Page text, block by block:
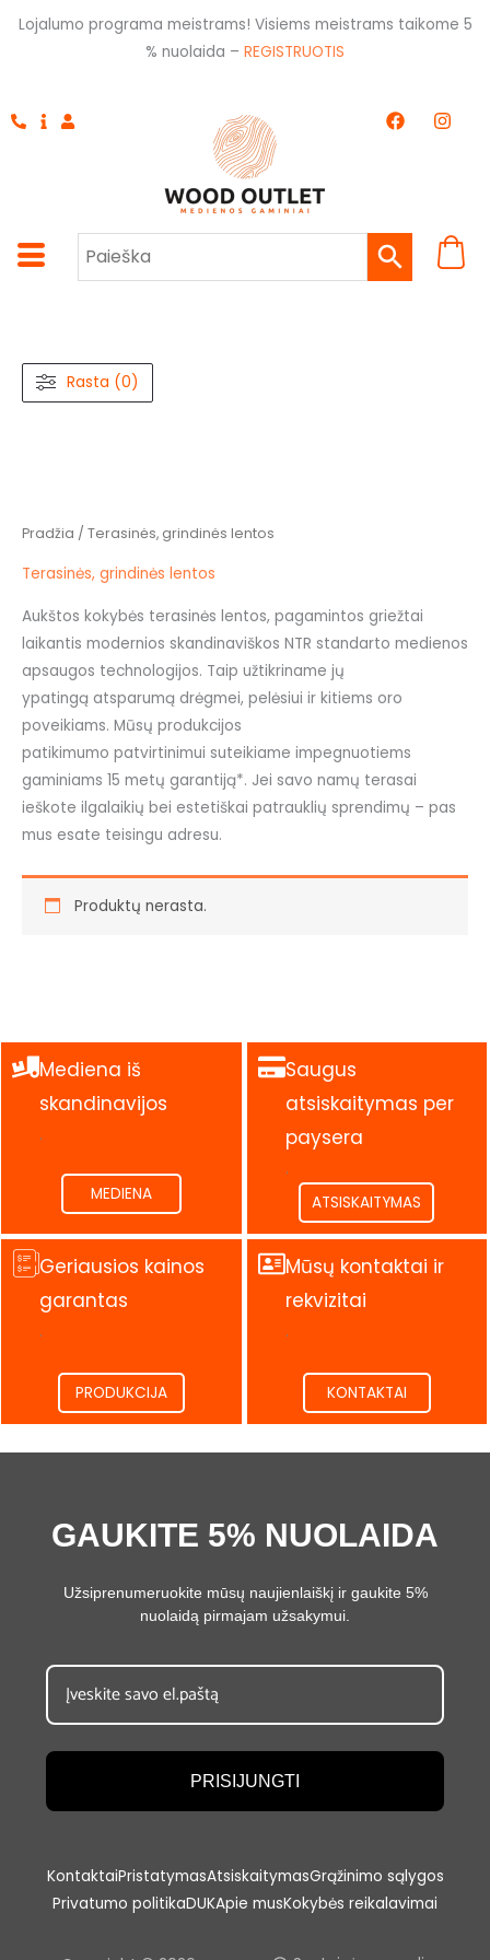
Pereiti
Lojalumo programa meistrams! Visiems meistrams taikome 5
% nuolaida – REGISTRUOTIS
F
a
k
I
n
a
m
Rasta (0)
Pradžia / Terasinės, grindinės lentos
Terasinės, grindinės lentos
Aukštos kokybės terasinės lentos, pagamintos griežtai
laikantis modernios skandinaviškos NTR standarto medienos
apsaugos technologijos. Taip užtikriname jų
ypatingą atsparumą drėgmei, pelėsiui ir kitiems oro
poveikiams. Mūsų produkcijos
patikimumo patvirtinimui suteikiame impegnuotiems
gaminiams 15 metų garantiją*. Jei savo namų terasai
ieškote ilgalaikių bei estetiškai patrauklių sprendimų – pas
mus esate teisingu adresu.
Produktų nerasta.
Mediena iš
skandinavijos
.
MEDIENA
Saugus
atsiskaitymas per
paysera
.
ATSISKAITYMAS
Geriausios kainos
garantas
.
PRODUKCIJA
Mūsų kontaktai ir
rekvizitai
.
KONTAKTAI
GAUKITE 5% NUOLAIDA
Užsiprenumeruokite mūsų naujienlaiškį ir gaukite 5%
nuolaidą pirmajam užsakymui.
PRISIJUNGTI
KontaktaiPristatymasAtsiskaitymasGrąžinimo sąlygos
Privatumo politikaDUKApie musKokybės reikalavimai